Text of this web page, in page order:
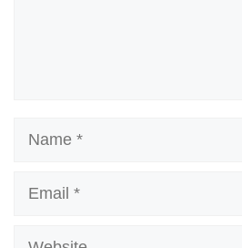
Name
Email
Website